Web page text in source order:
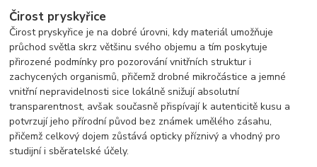
Čirost pryskyřice
Čirost pryskyřice je na dobré úrovni, kdy materiál umožňuje
průchod světla skrz většinu svého objemu a tím poskytuje
přirozené podmínky pro pozorování vnitřních struktur i
zachycených organismů, přičemž drobné mikročástice a jemné
vnitřní nepravidelnosti sice lokálně snižují absolutní
transparentnost, avšak současně přispívají k autenticitě kusu a
potvrzují jeho přírodní původ bez známek umělého zásahu,
přičemž celkový dojem zůstává opticky příznivý a vhodný pro
studijní i sběratelské účely.